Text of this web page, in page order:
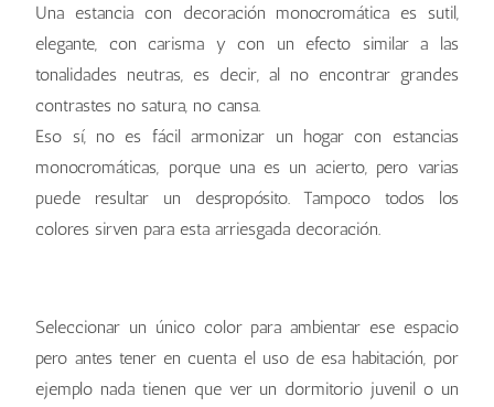
Una estancia con decoración monocromática es sutil,
elegante, con carisma y con un efecto similar a las
tonalidades neutras, es decir, al no encontrar grandes
contrastes no satura, no cansa.
Eso sí, no es fácil armonizar un hogar con estancias
monocromáticas, porque una es un acierto, pero varias
puede resultar un despropósito. Tampoco todos los
colores sirven para esta arriesgada decoración.
Seleccionar un único color para ambientar ese espacio
pero antes tener en cuenta el uso de esa habitación, por
ejemplo nada tienen que ver un dormitorio juvenil o un